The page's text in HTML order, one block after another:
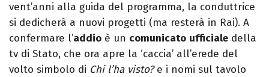
vent’anni alla guida del programma, la conduttrice
si dedicherà a nuovi progetti (ma resterà in Rai). A
confermare l’addio è un comunicato ufficiale della
tv di Stato, che ora apre la ‘caccia’ all’erede del
volto simbolo di Chi l’ha visto?e i nomi sul tavolo